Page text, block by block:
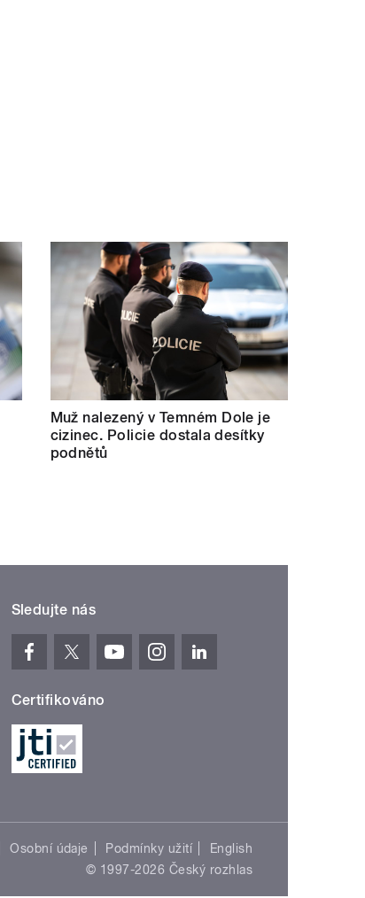
Muž nalezený v Temném Dole je
cizinec. Policie dostala desítky
podnětů
Sledujte nás
Certifikováno
Osobní údaje Podmínky užití
English
© 1997-2026 Český rozhlas